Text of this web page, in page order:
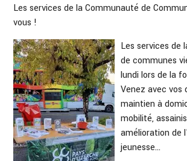
Les services de la Communauté de
vous !
Les services de
de communes
lundi lors de la
Venez avec vos
maintien à
mobilité,
amélioration de
jeunesse...